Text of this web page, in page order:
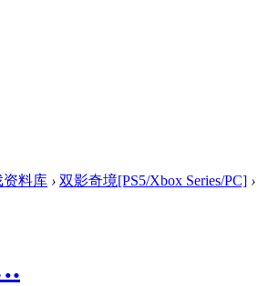
资料库 › 双影奇境[PS5/Xbox Series/PC] ›